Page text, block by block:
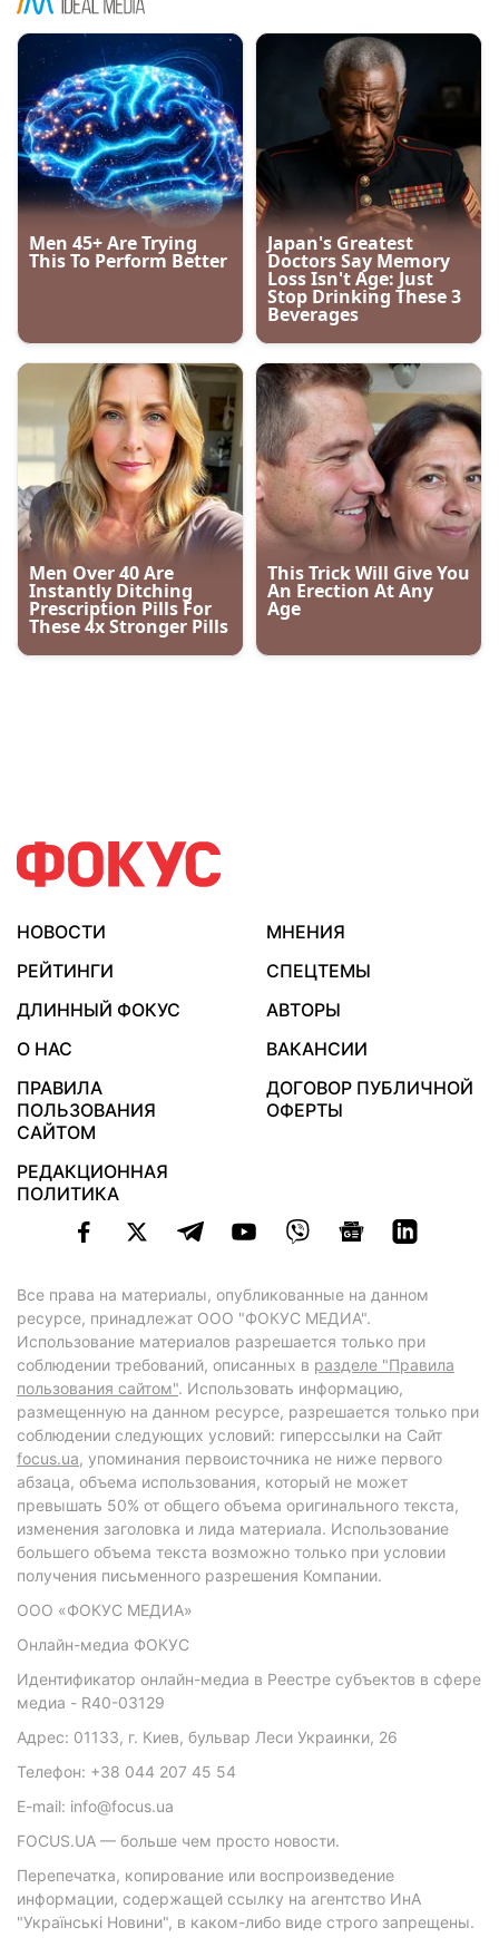
НОВОСТИ
МНЕНИЯ
РЕЙТИНГИ
СПЕЦТЕМЫ
ДЛИННЫЙ ФОКУС
АВТОРЫ
О НАС
ВАКАНСИИ
ПРАВИЛА
ПОЛЬЗОВАНИЯ
САЙТОМ
ДОГОВОР ПУБЛИЧНОЙ
ОФЕРТЫ
РЕДАКЦИОННАЯ
ПОЛИТИКА
Все права на материалы, опубликованные на данном
ресурсе, принадлежат ООО "ФОКУС МЕДИА".
Использование материалов разрешается только при
соблюдении требований, описанных в разделе "Правила
пользования сайтом". Использовать информацию,
размещенную на данном ресурсе, разрешается только при
соблюдении следующих условий: гиперссылки на Сайт
focus.ua, упоминания первоисточника не ниже первого
абзаца, объема использования, который не может
превышать 50% от общего объема оригинального текста,
изменения заголовка и лида материала. Использование
большего объема текста возможно только при условии
получения письменного разрешения Компании.
ООО «ФОКУС МЕДИА»
Онлайн-медиа ФОКУС
Идентификатор онлайн-медиа в Реестре субъектов в сфере
медиа - R40-03129
Адрес: 01133, г. Киев, бульвар Леси Украинки, 26
Телефон: +38 044 207 45 54
E-mail: info@focus.ua
FOCUS.UA — больше чем просто новости.
Перепечатка, копирование или воспроизведение
информации, содержащей ссылку на агентство ИнА
"Українські Новини", в каком-либо виде строго запрещены.